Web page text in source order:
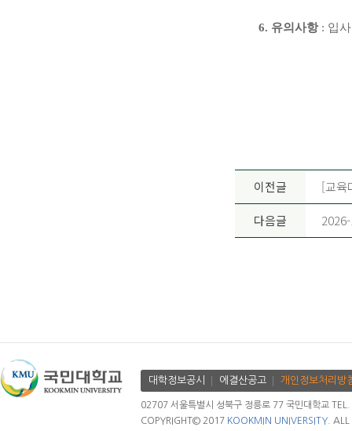
6. 유의사항: 입
이전글 [교육
다음글
대학정보공시 에결산공고 개인정보처리방
02707 서울특별시 성북구 정릉로 77 국민대학교
COPYRIGHT© 2017 KOOKMIN UNIVERSITY. ALL